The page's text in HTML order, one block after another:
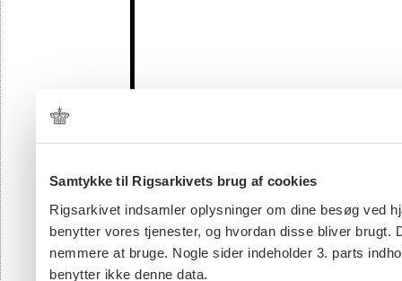
Samtykke til Rigsarkivets brug af cookies
Rigsarkivet indsamler oplysninger om dine besøg ved
benytter vores tjenester, og hvordan disse bliver
nemmere at bruge. Nogle sider indeholder 3. parts
benytter ikke denne data.